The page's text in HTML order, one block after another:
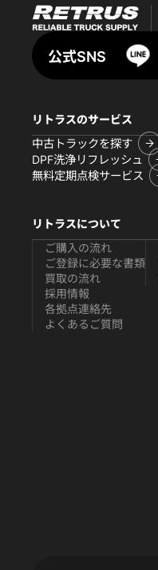
公式SNS
リトラスのサービス
中古トラックを探す
DPF洗浄リフレッシュ
無料定期点検サービス
リトラスについて
ご購入の流れ
ご登録に必要な書類
買取の流れ
採用情報
各拠点連絡先
よくあるご質問